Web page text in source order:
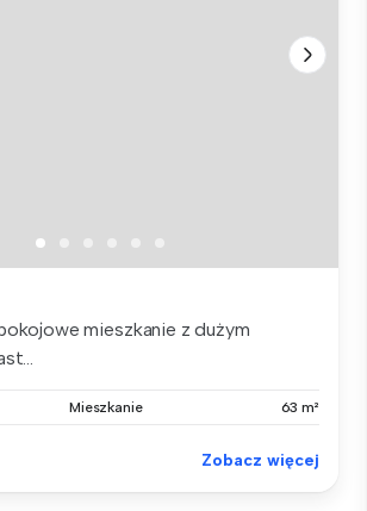
mieszkanie z dużym
Mieszkanie 63 m²
Zobacz więcej